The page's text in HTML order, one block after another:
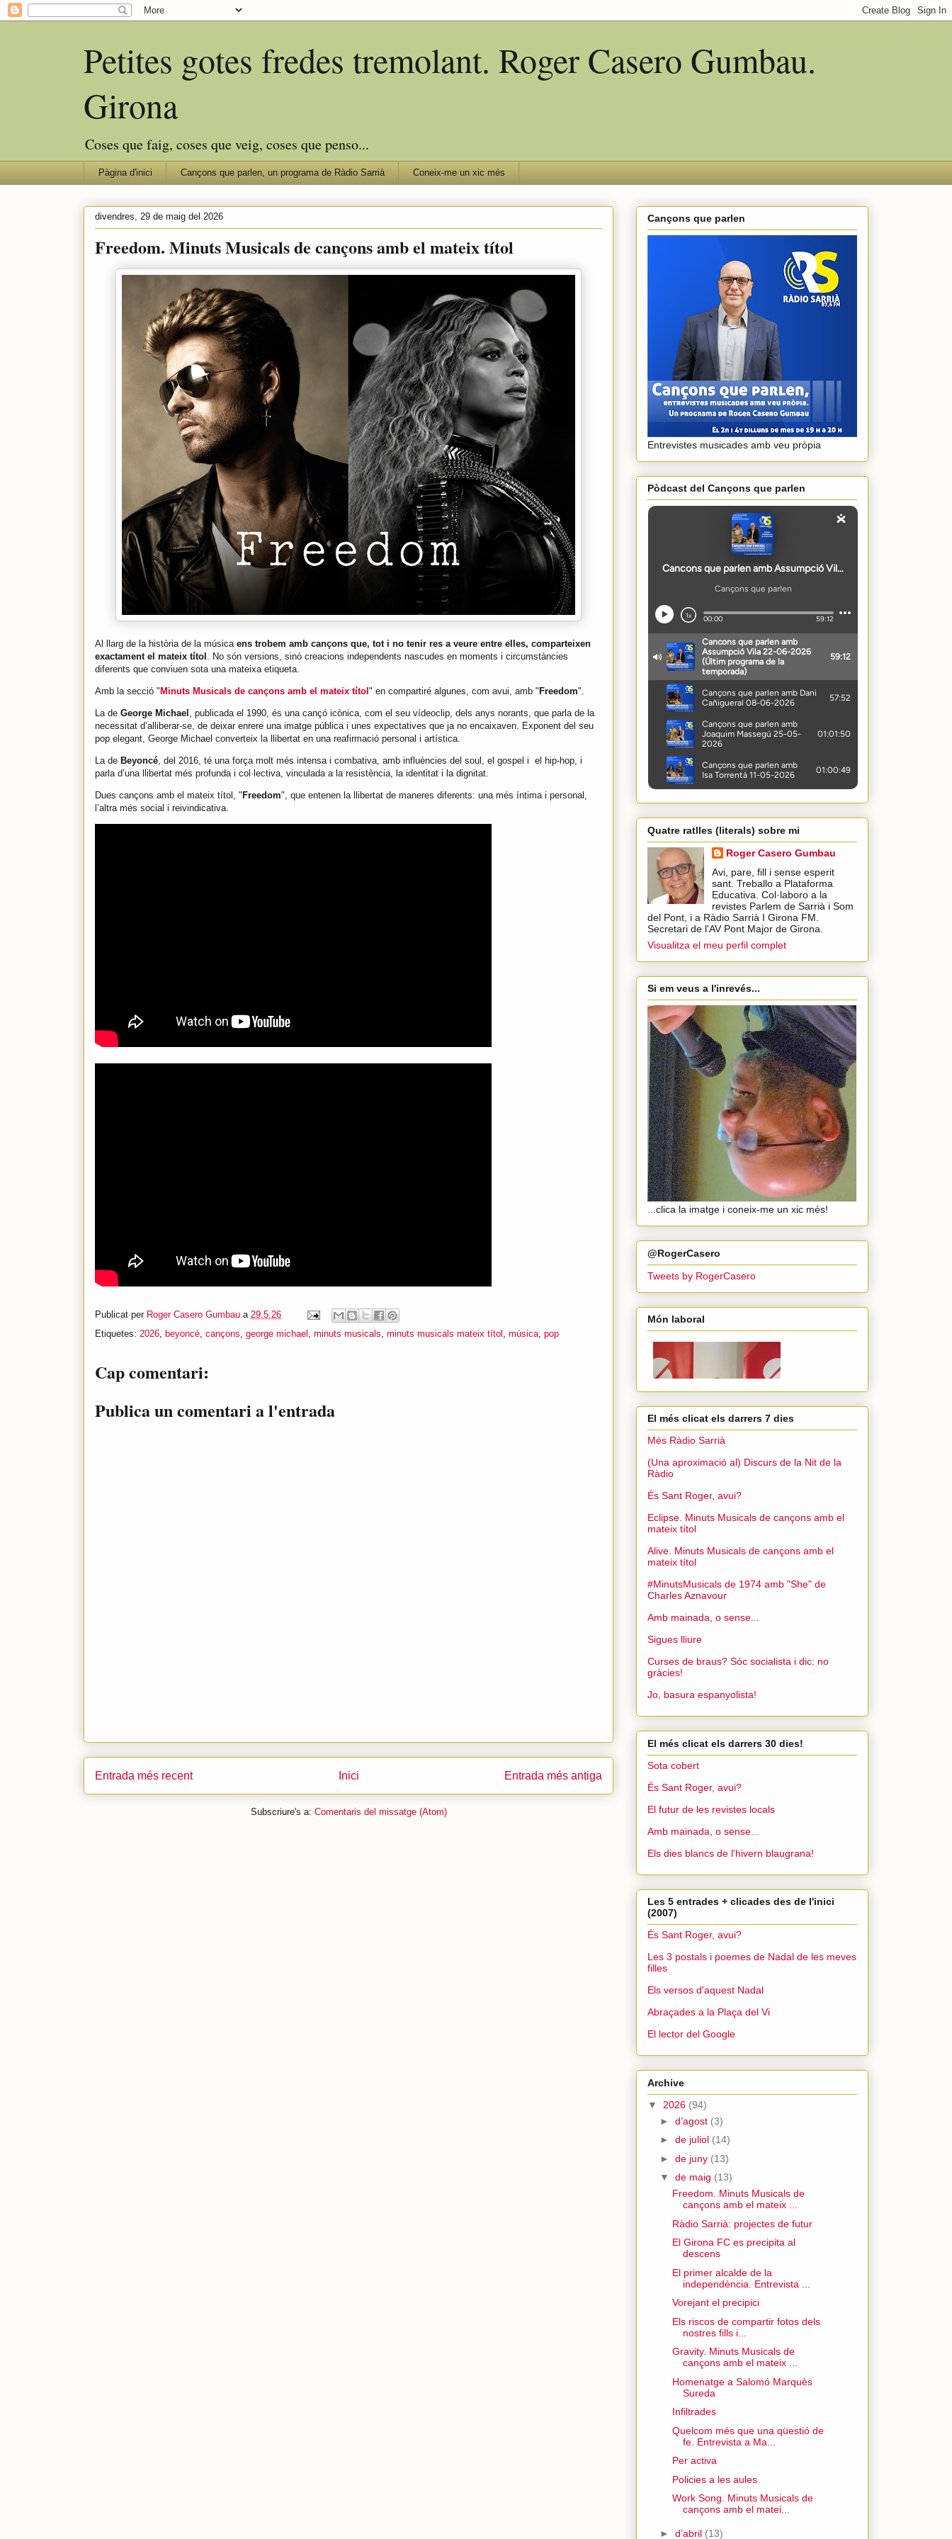
Petites gotes fredes tremolant. Roger Casero Gumbau.
Girona
Coses que faig, coses que veig, coses que penso...
Pàgina d'inici Cançons que parlen, un programa de Ràdio Sarrià Coneix-me un xic més
divendres, 29 de maig del 2026
Freedom. Minuts Musicals de cançons amb el mateix títol
Al llarg de la història de la música ens trobem amb cançons que, tot i no tenir res a veure entre elles, comparteixen
exactament el mateix títol . No són versions, sinó creacions independents nascudes en moments i circumstàncies
diferents que conviuen sota una mateixa etiqueta.
Amb la secció "Minuts Musicals de cançons amb el mateix títol" en compartiré algunes, com avui, amb "Freedom".
La de George Michael , publicada el 1990, és una cançó icònica, com el seu vídeoclip, dels anys norants, que parla de la
necessitat d’alliberar-se, de deixar enrere una imatge pública i unes expectatives que ja no encaixaven. Exponent del seu
pop elegant, George Michael converteix la llibertat en una reafirmació personal i artística.
La de Beyoncé , del 2016, té una força molt més intensa i combativa, amb influències del soul, el gospel i el hip-hop, i
parla d’una llibertat més profunda i col·lectiva, vinculada a la resistència, la identitat i la dignitat.
Dues cançons amb el mateix títol, "Freedom", que entenen la llibertat de maneres diferents: una més íntima i personal,
l’altra més social i reivindicativa.
Publicat per Roger Casero Gumbau a 29.5.26
Etiquetes: 2026 beyoncé cançons george michael minuts musicals minuts musicals mateix títol música pop
Cap comentari:
Publica un comentari a l'entrada
Entrada més recent Entrada més antiga
Inici
Subscriure's a: Comentaris del missatge (Atom)
Cançons que parlen
Entrevistes musicades amb veu pròpia
Pòdcast del Cançons que parlen
Quatre ratlles (literals) sobre mi
Roger Casero Gumbau
Avi, pare, fill i sense esperit
sant. Treballo a Plataforma
Educativa. Col·laboro a la
revistes Parlem de Sarrià i Som
del Pont, i a Ràdio Sarrià I Girona FM.
Secretari de l'AV Pont Major de Girona.
Visualitza el meu perfil complet
Si em veus a l'inrevés...
...clica la imatge i coneix-me un xic més!
@RogerCasero
Tweets by RogerCasero
Món laboral
El més clicat els darrers 7 dies
Més Ràdio Sarrià
(Una aproximació al) Discurs de la Nit de la
Ràdio
És Sant Roger, avui?
Eclipse. Minuts Musicals de cançons amb el
mateix títol
Alive. Minuts Musicals de cançons amb el
mateix títol
#MinutsMusicals de 1974 amb "She" de
Charles Aznavour
Amb mainada, o sense...
Sigues lliure
Curses de braus? Sóc socialista i dic: no
gràcies!
Jo, basura espanyolista!
El més clicat els darrers 30 dies!
Sota cobert
És Sant Roger, avui?
El futur de les revistes locals
Amb mainada, o sense...
Els dies blancs de l'hivern blaugrana!
Les 5 entrades + clicades des de l'inici
(2007)
És Sant Roger, avui?
Les 3 postals i poemes de Nadal de les meves
filles
Els versos d'aquest Nadal
Abraçades a la Plaça del Vi
El lector del Google
Archive
▼ 2026 (94)
► d’agost (3)
► de juliol (14)
► de juny (13)
▼ de maig (13)
Freedom. Minuts Musicals de
cançons amb el mateix ...
Ràdio Sarrià: projectes de futur
El Girona FC es precipita al
descens
El primer alcalde de la
independència. Entrevista ...
Vorejant el precipici
Els riscos de compartir fotos dels
nostres fills i...
Gravity. Minuts Musicals de
cançons amb el mateix ...
Homenatge a Salomó Marquès
Sureda
Infiltrades
Quelcom més que una qüestió de
fe. Entrevista a Ma...
Per activa
Policies a les aules
Work Song. Minuts Musicals de
cançons amb el matei...
► d’abril (13)